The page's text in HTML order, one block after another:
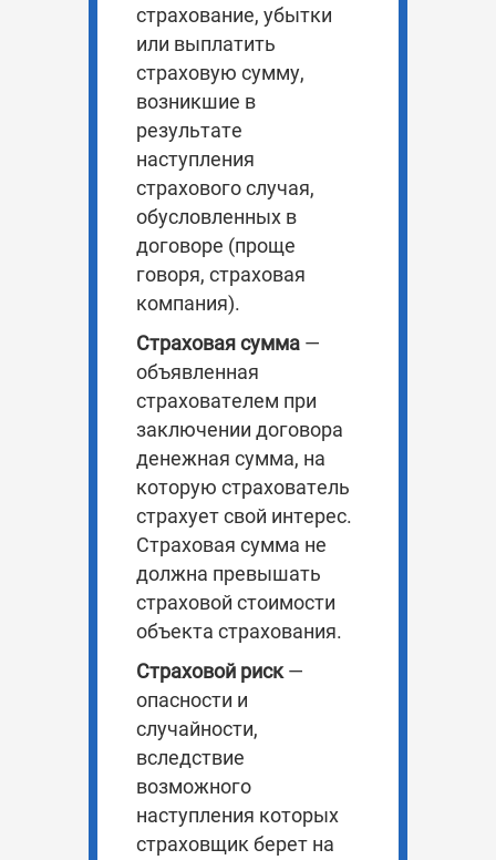
страхование, убытки
или выплатить
страховую сумму,
возникшие в
результате
наступления
страхового случая,
обусловленных в
договоре (проще
говоря, страховая
компания).
Страховая сумма —
объявленная
страхователем при
заключении договора
денежная сумма, на
которую страхователь
страхует свой интерес.
Страховая сумма не
должна превышать
страховой стоимости
объекта страхования.
Страховой риск —
опасности и
случайности,
вследствие
возможного
наступления которых
страховщик берет на